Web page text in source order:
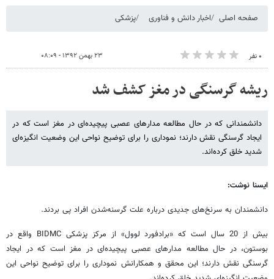
صفحه اصلی اخبار دانش و فناوری پزشکی
۰ نفر ۲۳ بهمن ۱۳۹۲ - ۰۸:۰۹
ریشه گرسنگی در مغز کشف شد
دانشمندانی که در حال مطالعه مدارهای عصبی پیچیده‌ای در مغز است که در
ایجاد گرسنگی نقش دارند؛ نموداری را برای توضیح نواحی این وضعیت انگیزه‌ای
شدید خلق کرده‌اند.
ایسنا نوشت:
دانشمندان به سرنخ‌های جدیدی درباره علت گرسنه‌شدن افراد پی بردند.
بیش از 20 سال است که «برادفورد لوول» از مرکز پزشکی BIDMC واقع در
بوستون، در حال مطالعه مدارهای عصبی پیچیده‌ای در مغز است که در ایجاد
گرسنگی نقش دارند؛ این محقق و همکارانش نموداری را برای توضیح نواحی این